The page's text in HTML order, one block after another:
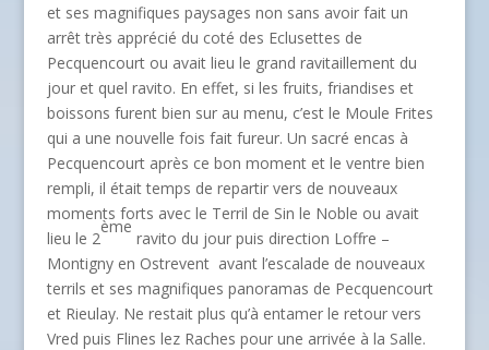
et ses magnifiques paysages non sans avoir fait un
arrêt très apprécié du coté des Eclusettes de
Pecquencourt ou avait lieu le grand ravitaillement du
jour et quel ravito. En effet, si les fruits, friandises et
boissons furent bien sur au menu, c’est le Moule Frites
qui a une nouvelle fois fait fureur. Un sacré encas à
Pecquencourt après ce bon moment et le ventre bien
rempli, il était temps de repartir vers de nouveaux
moments forts avec le Terril de Sin le Noble ou avait
lieu le 2
ème
ravito du jour puis direction Loffre –
Montigny en Ostrevent avant l’escalade de nouveaux
terrils et ses magnifiques panoramas de Pecquencourt
et Rieulay. Ne restait plus qu’à entamer le retour vers
Vred puis Flines lez Raches pour une arrivée à la Salle.